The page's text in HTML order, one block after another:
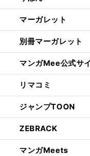
マーガレット
別冊マーガレット
マンガMee公式サ
リマコミ
ジャンプTOON
ZEBRACK
マンガMeets